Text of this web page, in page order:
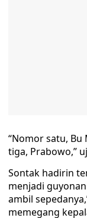
“Nomor satu,
tiga, Prabowo,”
Sontak hadirin
menjadi
ambil
memegang